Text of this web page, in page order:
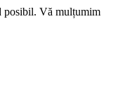
posibil. Vă mulțumim